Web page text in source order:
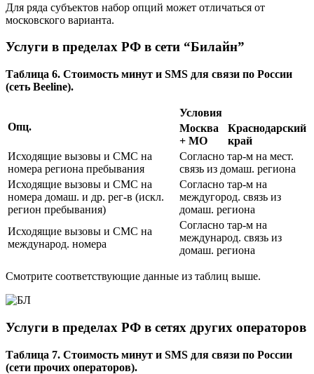
Для ряда субъектов набор опций может отличаться от
московского варианта.
Услуги в пределах РФ в сети “Билайн”
Таблица 6. Стоимость минут и SMS для связи по России
(сеть Beeline).
Опц.
Условия
Москва
+ МО
Краснодарский
край
Исходящие вызовы и СМС на
номера региона пребывания
Согласно тар-м на мест.
связь из домаш. региона
Исходящие вызовы и СМС на
номера домаш. и др. рег-в (искл.
регион пребывания)
Согласно тар-м на
междугород. связь из
домаш. региона
Исходящие вызовы и СМС на
международ. номера
Согласно тар-м на
международ. связь из
домаш. региона
Смотрите соответствующие данные из таблиц выше.
Услуги в пределах РФ в сетях других операторов
Таблица 7. Стоимость минут и SMS для связи по России
(сети прочих операторов).